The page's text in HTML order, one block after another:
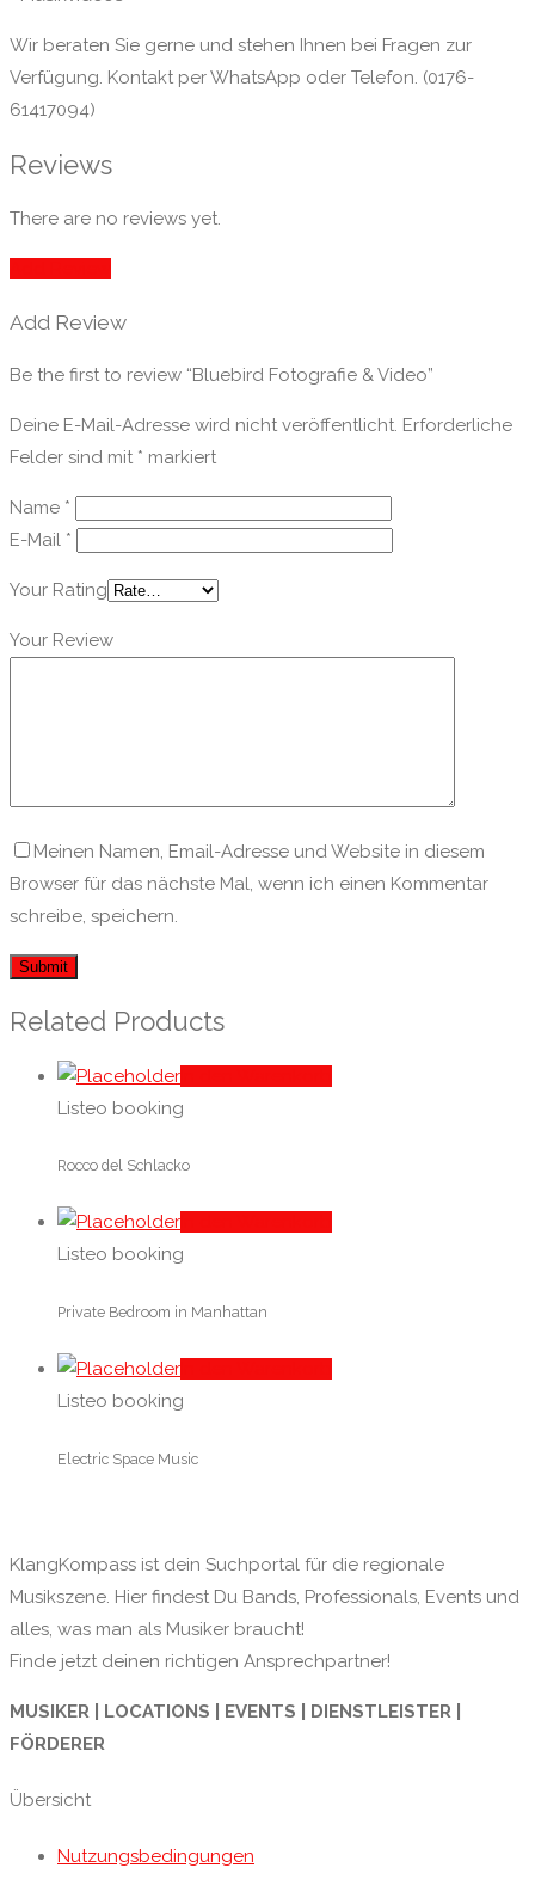
Wir beraten Sie gerne und stehen Ihnen bei Fragen zur
Verfügung. Kontakt per WhatsApp oder Telefon. (0176-
61417094)
Reviews
There are no reviews yet.
Add Review
Be the first to review “Bluebird Fotografie & Video”
Deine E-Mail-Adresse wird nicht veröffentlicht. Erforderliche
Felder sind mit * markiert
Name *
E-Mail *
Your Rating
Your Review
Meinen Namen, Email-Adresse und Website in diesem
Browser für das nächste Mal, wenn ich einen Kommentar
schreibe, speichern.
Related Products
Listeo booking
Rocco del Schlacko
Listeo booking
Private Bedroom in Manhattan
Listeo booking
Electric Space Music
KlangKompass ist dein Suchportal für die regionale
Musikszene. Hier findest Du Bands, Professionals, Events und
alles, was man als Musiker braucht!
Finde jetzt deinen richtigen Ansprechpartner!
MUSIKER | LOCATIONS | EVENTS | DIENSTLEISTER |
FÖRDERER
Übersicht
Nutzungsbedingungen